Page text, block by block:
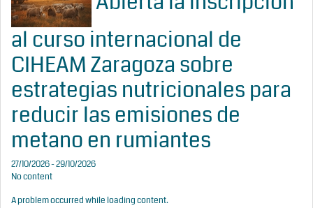
al curso internacional de
CIHEAM Zaragoza sobre
estrategias nutricionales para
reducir las emisiones de
metano en rumiantes
27/10/2026 - 29/10/2026
No content
A problem occurred while loading content.